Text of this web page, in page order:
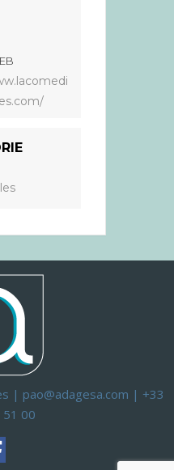
| pao@adagesa.com | +33
51 00